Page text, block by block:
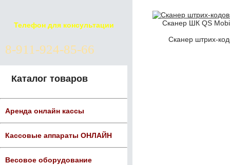
Телефон для консультации
8-911-924-85-66
Каталог товаров
Аренда онлайн кассы
Кассовые аппараты ОНЛАЙН
Весовое оборудование
Сканер ШК QS
Сканер штрих-